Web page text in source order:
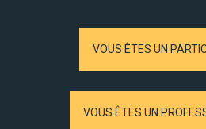
VOUS ÊTES UN
VOUS ÊTES UN